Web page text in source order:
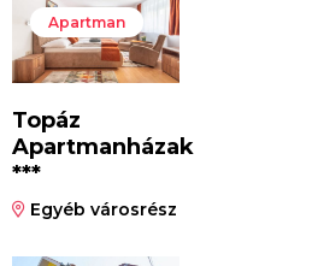
Apartman
Topáz
Apartmanházak
***
Egyéb városrész